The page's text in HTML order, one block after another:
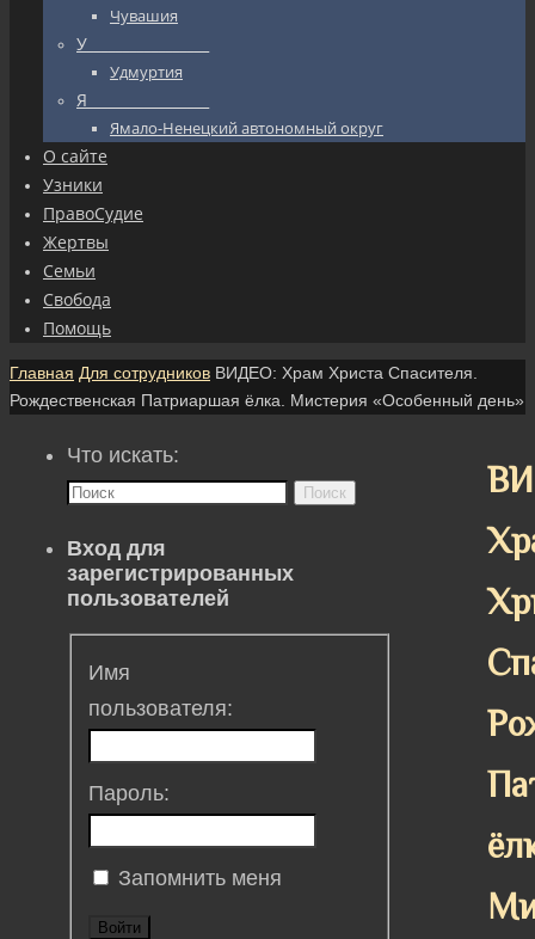
Чувашия
У_________________
Удмуртия
Я_________________
Ямало-Ненецкий автономный округ
О сайте
Узники
ПравоСудие
Жертвы
Семьи
Свобода
Помощь
Главная Для сотрудников ВИДЕО: Храм Христа Спасителя.
Рождественская Патриаршая ёлка. Мистерия «Особенный день»
Что искать:
Поиск
Вход для
зарегистрированных
пользователей
Имя
пользователя:
Пароль:
Запомнить меня
Войти